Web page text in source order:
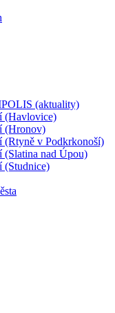
(aktuality)
(Havlovice)
(Hronov)
v Podkrkonoší)
nad Úpou)
(Studnice)